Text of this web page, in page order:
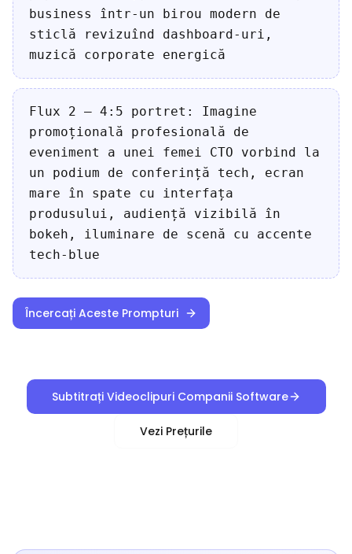
business într-un birou modern de
sticlă revizuînd dashboard-uri,
muzică corporate energică
Flux 2 — 4:5 portret: Imagine
promoțională profesională de
eveniment a unei femei CTO vorbind la
un podium de conferință tech, ecran
mare în spate cu interfața
produsului, audiență vizibilă în
bokeh, iluminare de scenă cu accente
tech-blue
Încercați Aceste Prompturi
Subtitrați Videoclipuri Companii Software
Vezi Prețurile